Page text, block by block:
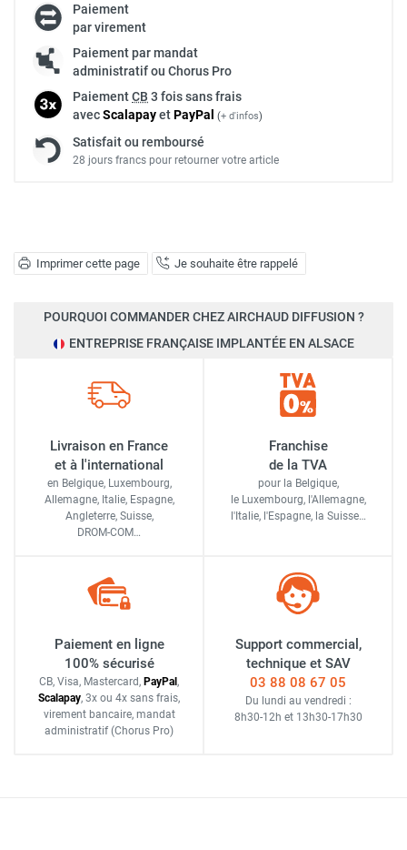
Imprimer cette page Je souhaite être rappelé
Paiement
par virement
Paiement par mandat
administratif ou Chorus Pro
PaiementCB 3 fois sans frais
avecScalapayetPayPal (+ d'infos)
Satisfait ou remboursé
28 jours francs pour retourner votre article
POURQUOI COMMANDER CHEZ AIRCHAUD DIFFUSION ?
ENTREPRISE FRANÇAISE IMPLANTÉE EN ALSACE
Livraison en France
et à l'international
en Belgique, Luxembourg,
Allemagne, Italie, Espagne,
Angleterre, Suisse,
DROM-COM…
Franchise
de la TVA
pour la Belgique,
le Luxembourg, l'Allemagne,
l'Italie, l'Espagne, la Suisse…
Paiement en ligne
100% sécurisé
CB, Visa, Mastercard, PayPal ,
Scalapay, 3x ou 4x sans frais,
virement bancaire, mandat
administratif (Chorus Pro)
Support commercial,
technique et SAV
03 88 08 67 05
Du lundi au vendredi :
8h30-12h et 13h30-17h30